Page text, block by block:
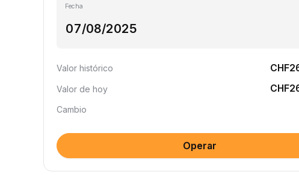
Fecha
Valor histórico
Valor de hoy
Cambio
Operar